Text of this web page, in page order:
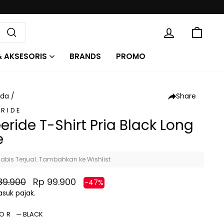
Cari
MASUK
AKSESORIS BRANDS PROMO
/ Share
T-Shirt Pria Black Long
Terjual. Tambahkan ke Wishlist
Harga
diskon
Rp 99.900 -47%
pajak.
—BLACK